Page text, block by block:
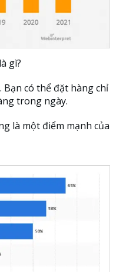
gì?
Bạn có thể đặt hàng chỉ
trong ngày.
là một điểm mạnh của